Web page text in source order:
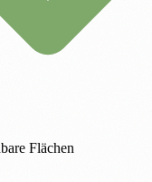
Flächen